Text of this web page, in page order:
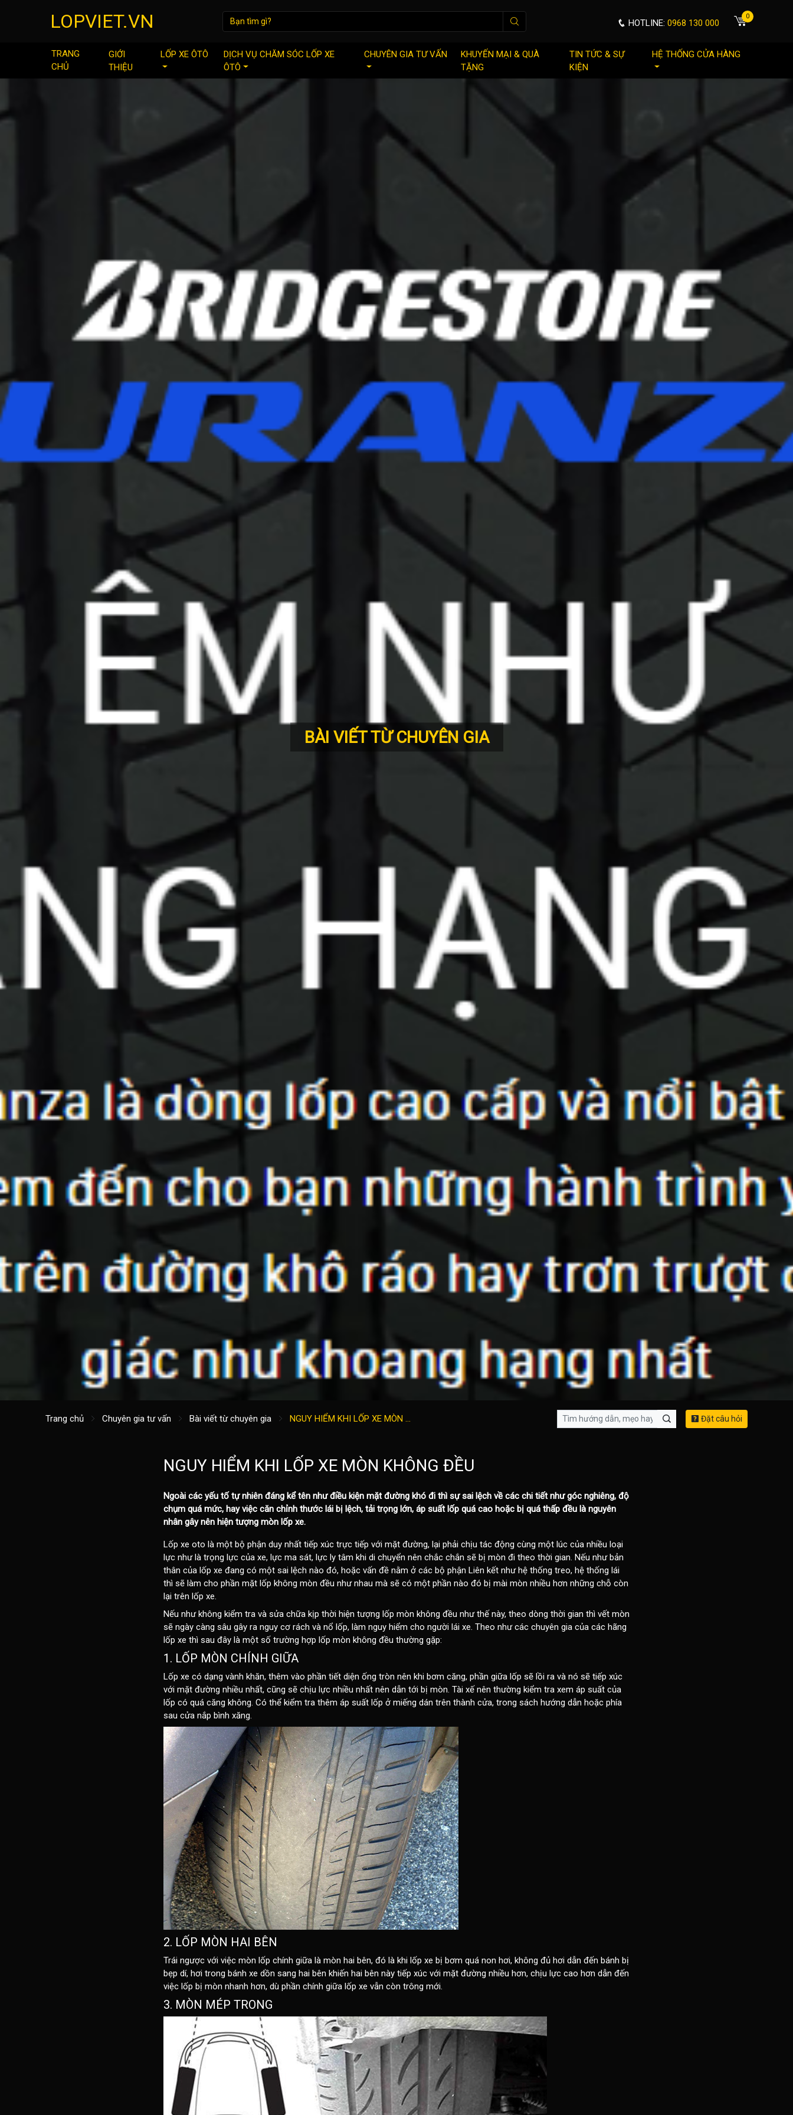
LOPVIET.VN HOTLINE: 0968 130 000
0
TRANG
CHỦ
GIỚI
THIỆU
LỐP XE ÔTÔ
DỊCH VỤ CHĂM SÓC LỐP XE
ÔTÔ
CHUYÊN GIA TƯ VẤN
KHUYẾN MẠI & QUÀ
TẶNG
TIN TỨC & SỰ
KIỆN
HỆ THỐNG CỬA HÀNG
BÀI VIẾT TỪ CHUYÊN GIA
Trang chủ Chuyên gia tư vấn Bài viết từ chuyên gia NGUY HIỂM KHI LỐP XE MÒN ... Đặt câu hỏi
NGUY HIỂM KHI LỐP XE MÒN KHÔNG ĐỀU
Ngoài các yếu tố tự nhiên đáng kể tên như điều kiện mặt đường khó đi thì sự sai lệch về các chi tiết như góc nghiêng, độ
chụm quá mức, hay việc căn chỉnh thước lái bị lệch, tải trọng lớn, áp suất lốp quá cao hoặc bị quá thấp đều là nguyên
nhân gây nên hiện tượng mòn lốp xe.
Lốp xe oto là một bộ phận duy nhất tiếp xúc trực tiếp với mặt đường, lại phải chịu tác động cùng một lúc của nhiều loại
lực như là trọng lực của xe, lực ma sát, lực ly tâm khi di chuyển nên chắc chắn sẽ bị mòn đi theo thời gian. Nếu như bản
thân của lốp xe đang có một sai lệch nào đó, hoặc vấn đề nằm ở các bộ phận Liên kết như hệ thống treo, hệ thống lái
thì sẽ làm cho phần mặt lốp không mòn đều như nhau mà sẽ có một phần nào đó bị mài mòn nhiều hơn những chỗ còn
lại trên lốp xe.
Nếu như không kiểm tra và sửa chữa kịp thời hiện tượng lốp mòn không đều như thế này, theo dòng thời gian thì vết mòn
sẽ ngày càng sâu gây ra nguy cơ rách và nổ lốp, làm nguy hiểm cho người lái xe. Theo như các chuyên gia của các hãng
lốp xe thì sau đây là một số trường hợp lốp mòn không đều thường gặp:
1. LỐP MÒN CHÍNH GIỮA
Lốp xe có dạng vành khăn, thêm vào phần tiết diện ống tròn nên khi bơm căng, phần giữa lốp sẽ lồi ra và nó sẽ tiếp xúc
với mặt đường nhiều nhất, cũng sẽ chịu lực nhiều nhất nên dẫn tới bị mòn. Tài xế nên thường kiểm tra xem áp suất của
lốp có quá căng không. Có thể kiểm tra thêm áp suất lốp ở miếng dán trên thành cửa, trong sách hướng dẫn hoặc phía
sau cửa nắp bình xăng.
2. LỐP MÒN HAI BÊN
Trái ngược với việc mòn lốp chính giữa là mòn hai bên, đó là khi lốp xe bị bơm quá non hơi, không đủ hơi dẫn đến bánh bị
bẹp dí, hơi trong bánh xe dồn sang hai bên khiến hai bên này tiếp xúc với mặt đường nhiều hơn, chịu lực cao hơn dẫn đến
việc lốp bị mòn nhanh hơn, dù phần chính giữa lốp xe vẫn còn trông mới.
3. MÒN MÉP TRONG